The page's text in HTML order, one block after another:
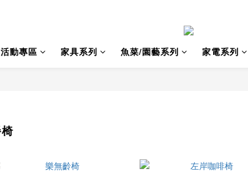
活動專區 家具系列 魚菜/園藝系列 家電系列